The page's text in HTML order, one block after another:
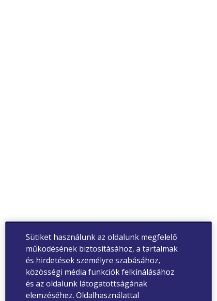
Sütiket használunk az oldalunk megfelelő
működésének biztosításához, a tartalmak
és hirdetések személyre szabásához,
közösségi média funkciók felkínálásához
és az oldalunk látogatottságának
elemzéséhez. Oldalhasználattal